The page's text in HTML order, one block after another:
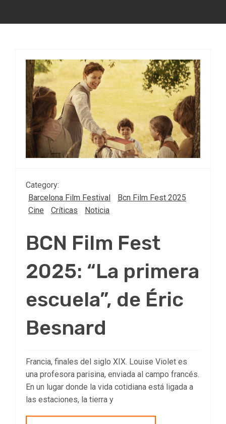
Category:
Barcelona Film Festival
Bcn Film Fest 2025
Cine
Críticas Noticia
BCN Film Fest
2025: “La primera
escuela”, de Éric
Besnard
Francia, finales del siglo XIX. Louise Violet es
una profesora parisina, enviada al campo francés.
En un lugar donde la vida cotidiana está ligada a
las estaciones, la tierra y